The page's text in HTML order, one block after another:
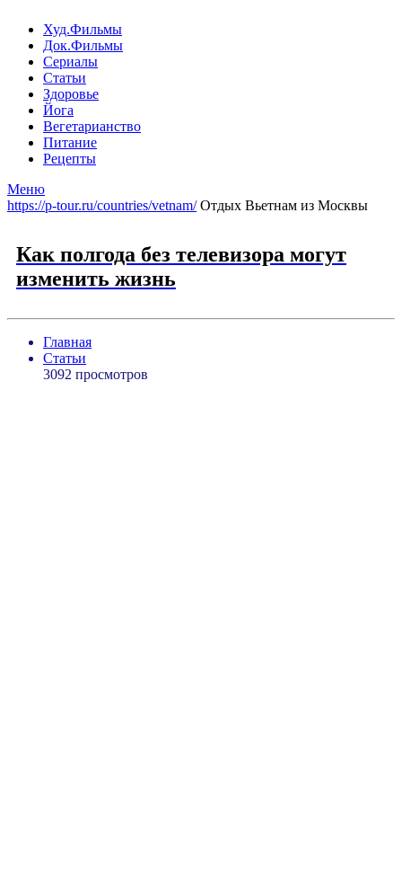
Худ.Фильмы
Док.Фильмы
Сериалы
Статьи
Здоровье
Йога
Вегетарианство
Питание
Рецепты
Меню
https://p-tour.ru/countries/vetnam/Отдых Вьетнам из Москвы
Как полгода без телевизора могут
изменить жизнь
Главная
Статьи
3092 просмотров